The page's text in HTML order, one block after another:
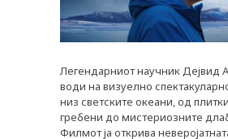
PLUSPHARMA
Легендарниот научник Дејвид
води на визуелно
низ светските океани, од
гребени до мистериозните
Филмот ја открива